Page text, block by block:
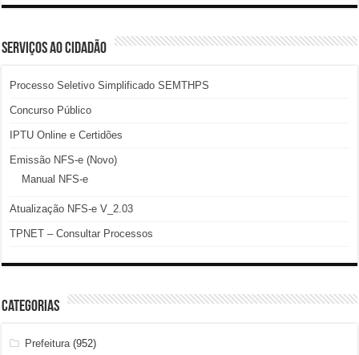
SERVIÇOS AO CIDADÃO
Processo Seletivo Simplificado SEMTHPS
Concurso Público
IPTU Online e Certidões
Emissão NFS-e (Novo)
Manual NFS-e
Atualização NFS-e V_2.03
TPNET – Consultar Processos
Categorias
Prefeitura (952)